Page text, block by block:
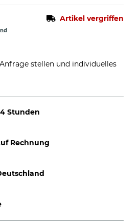
Artikel vergriffen
stellen und individuelles
Stunden
Rechnung